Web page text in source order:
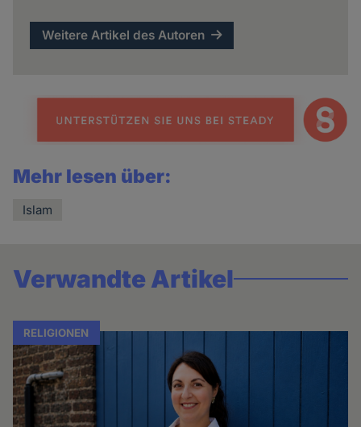
Weitere Artikel des Autoren
Mehr lesen über:
Islam
Verwandte Artikel
RELIGIONEN